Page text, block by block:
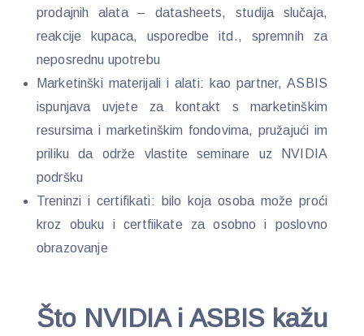
prodajnih alata – datasheets, studija slučaja,
reakcije kupaca, usporedbe itd., spremnih za
neposrednu upotrebu
Marketinški materijali i alati: kao partner, ASBIS
ispunjava uvjete za kontakt s marketinškim
resursima i marketinškim fondovima, pružajući im
priliku da održe vlastite seminare uz NVIDIA
podršku
Treninzi i certifikati: bilo koja osoba može proći
kroz obuku i certfiikate za osobno i poslovno
obrazovanje
Što NVIDIA i ASBIS kažu